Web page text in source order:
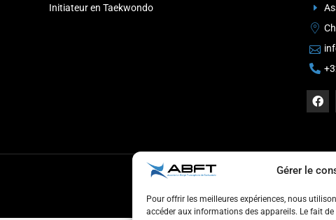
Gérer le
Pour offrir les meilleures expériences, nous
accéder aux informations des appareils. Le fait
Initiateur en Taekwondo